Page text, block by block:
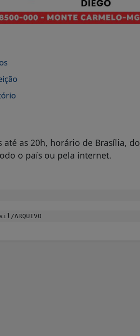
as 20h, horário de Brasília, do
o país ou pela internet.
ARQUIVO